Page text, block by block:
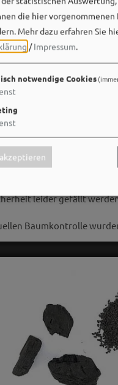
Weißenburg i.Bay.
um 16:08 via Facebook
am Seeweiher muss aus
leider gefällt
Baumkontrolle
die hier
Mehr dazu erfahren Sie
/Impressum.
notwendige Cookies